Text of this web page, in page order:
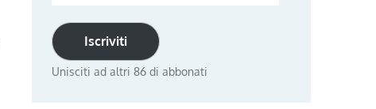
Iscriviti
Unisciti ad altri 86 di abbonati